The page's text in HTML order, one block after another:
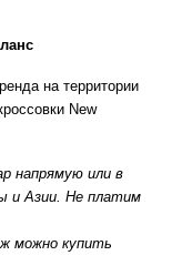
на территории
New
напрямую или в
и Азии. Не платим
можно купить